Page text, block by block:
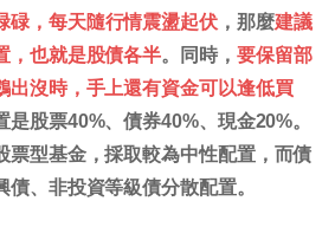
碌，每天隨行情震盪起伏，那麼建議
，也就是股債各半。同時， 要保留部
出沒時，手上還有資金可以逢低買
是股票40%、債券40%、現金20%。
票型基金，採取較為中性配置，而債
、非投資等級債分散配置。